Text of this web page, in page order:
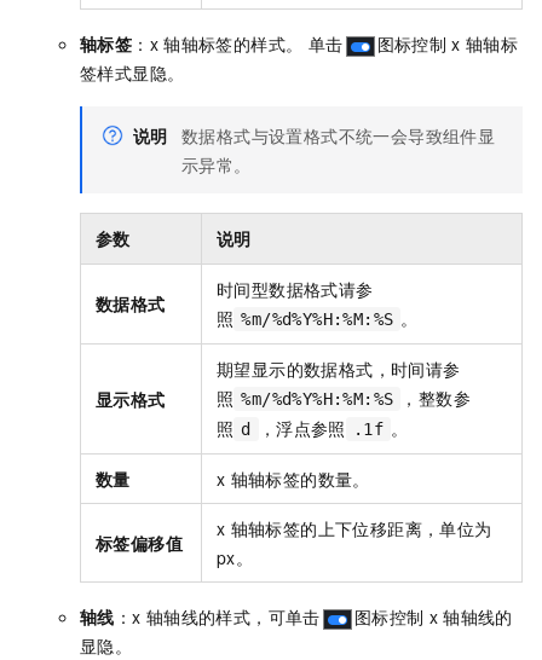
轴标签 ：x 轴轴标签的样式。 单击 图标控制 x 轴轴标
签样式显隐。
说明 数据格式与设置格式不统一会导致组件显
示异常。
参数 说明
数据格式
时间型数据格式请参
照 %m/%d%Y%H:%M:%S 。
显示格式
期望显示的数据格式，时间请参
照 %m/%d%Y%H:%M:%S
，整数参
照 d ，浮点参照 .1f 。
数量 x 轴轴标签的数量。
标签偏移值
x 轴轴标签的上下位移距离，单位为
px。
轴线 ：x 轴轴线的样式，可单击 图标控制 x 轴轴线的
显隐。